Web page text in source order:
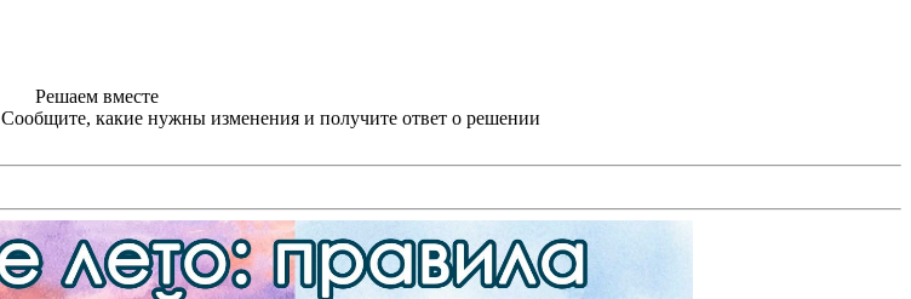
Решаем вместе
Сообщите, какие нужны изменения и получите ответ о решении